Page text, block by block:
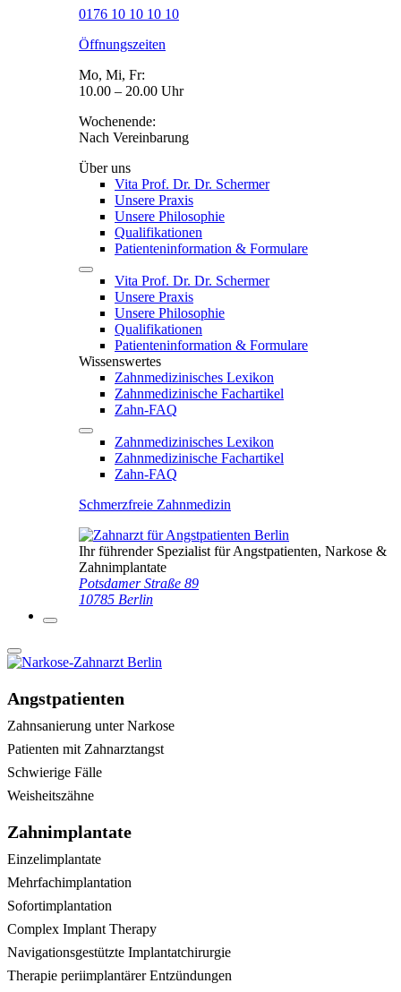
0176 10 10 10 10
Öffnungszeiten
Mo, Mi, Fr:
10.00 – 20.00 Uhr
Wochenende:
Nach Vereinbarung
Über uns
Vita Prof. Dr. Dr. Schermer
Unsere Praxis
Unsere Philosophie
Qualifikationen
Patienten­information & Formulare
Vita Prof. Dr. Dr. Schermer
Unsere Praxis
Unsere Philosophie
Qualifikationen
Patienten­information & Formulare
Wissenswertes
Zahnmedizinisches Lexikon
Zahnmedizinische Fachartikel
Zahn-FAQ
Zahnmedizinisches Lexikon
Zahnmedizinische Fachartikel
Zahn-FAQ
Schmerzfreie Zahnmedizin
Ihr führender Spezialist für Angstpatienten, Narkose &
Zahnimplantate
Potsdamer Straße 89
10785 Berlin
Angstpatienten
Zahnsanierung unter Narkose
Patienten mit Zahnarztangst
Schwierige Fälle
Weisheitszähne
Zahnimplantate
Einzelimplantate
Mehrfachimplantation
Sofortimplantation
Complex Implant Therapy
Navigationsgestützte Implantatchirurgie
Therapie periimplantärer Entzündungen